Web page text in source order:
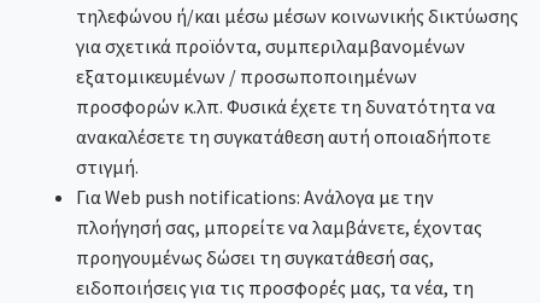
τηλεφώνου ή/και μέσω μέσων κοινωνικής δικτύωσης
για σχετικά προϊόντα, συμπεριλαμβανομένων
εξατομικευμένων / προσωποποιημένων
προσφορών κ.λπ. Φυσικά έχετε τη δυνατότητα να
ανακαλέσετε τη συγκατάθεση αυτή οποιαδήποτε
στιγμή.
Για Web push notifications: Ανάλογα με την
πλοήγησή σας, μπορείτε να λαμβάνετε, έχοντας
πρoηγουμένως δώσει τη συγκατάθεσή σας,
ειδοποιήσεις για τις προσφορές μας, τα νέα, τη